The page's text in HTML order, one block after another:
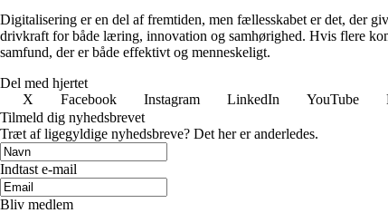
Digitalisering er en del af fremtiden, men fællesskabet er det, der
drivkraft for både læring, innovation og samhørighed. Hvis flere
samfund, der er både effektivt og menneskeligt.
Del med hjertet
X
Facebook Instagram LinkedIn YouTube
Tilmeld dig nyhedsbrevet
Træt af ligegyldige nyhedsbreve? Det her er anderledes.
Indtast e-mail
Bliv medlem